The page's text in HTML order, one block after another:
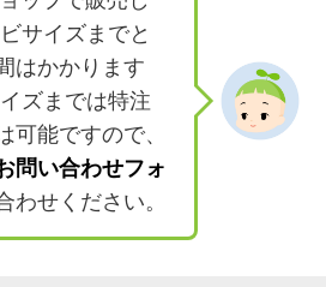
サイズまでと
はかかります
ズまでは特注
可能ですので、
問い合わせフォ
わせください。